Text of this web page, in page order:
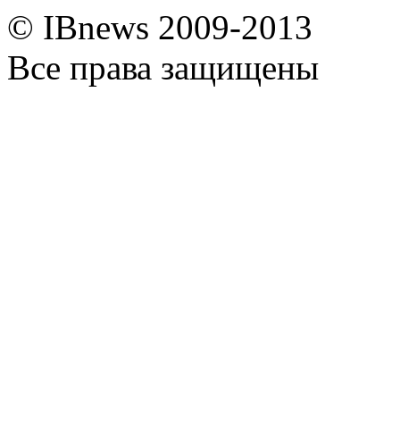
© IBnews 2009-2013
Все права защищены